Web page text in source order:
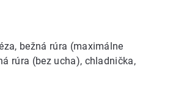
bežná rúra (maximálne
rúra (bez ucha), chladnička,